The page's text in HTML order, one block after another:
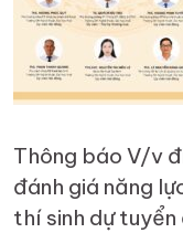
Thông báo V/v
đánh giá năng
thí sinh dự